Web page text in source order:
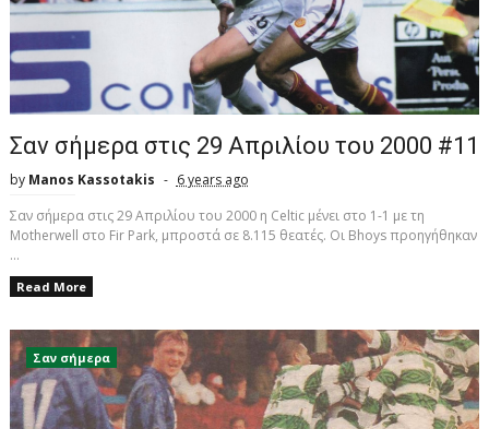
Σαν σήμερα στις 29 Απριλίου του 2000 #11
by Manos Kassotakis
6 years ago
Σαν σήμερα στις 29 Απριλίου του 2000 η Celtic μένει στο 1-1 με τη
Motherwell στο Fir Park, μπροστά σε 8.115 θεατές. Οι Bhoys προηγήθηκαν
...
Read More
Σαν σήμερα